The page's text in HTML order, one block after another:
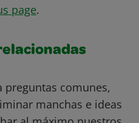
page.
preguntas comunes,
manchas e ideas